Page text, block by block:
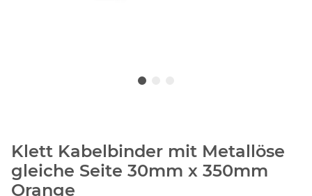
Klett Kabelbinder mit Metallöse
gleiche Seite 30mm x 350mm
Orange